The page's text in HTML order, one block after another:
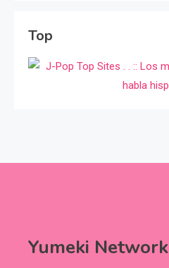
Top
Yumeki Network